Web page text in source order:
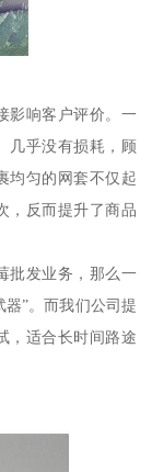
影响客户评价。一
几乎没有损耗，顾
均匀的网套不仅起
，反而提升了商品
批发业务，那么一
”。而我们公司提
，适合长时间路途